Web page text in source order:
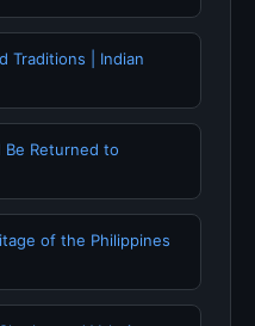
Traditions | Indian
Returned to
of the Philippines